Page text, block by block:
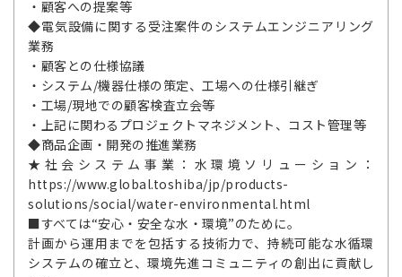
・顧客への提案等
◆電気設備に関する受注案件のシステムエンジニアリング
業務
・顧客との仕様協議
・システム/機器仕様の策定、工場への仕様引継ぎ
・工場/現地での顧客検査立会等
・上記に関わるプロジェクトマネジメント、コスト管理等
◆商品企画・開発の推進業務
★社会システム事業：水環境ソリューション：
https://www.global.toshiba/jp/products-
solutions/social/water-environmental.html
■すべては“安心・安全な水・環境”のために。
計画から運用までを包括する技術力で、持続可能な水循環
システムの確立と、環境先進コミュニティの創出に貢献し